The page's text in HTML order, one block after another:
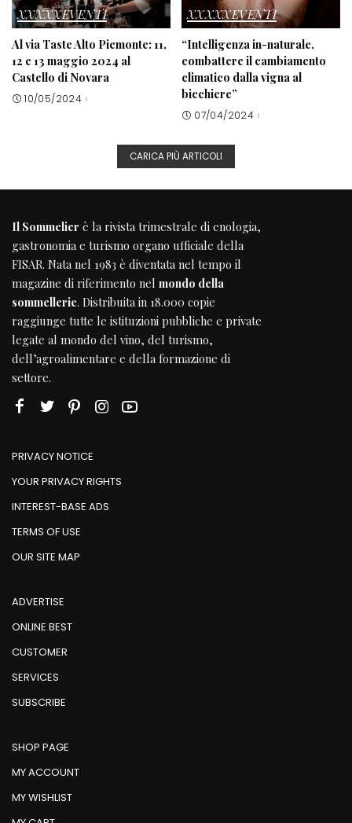
XXXXXEVENTI
Al via Taste Alto Piemonte: 11,
12 e 13 maggio 2024 al
Castello di Novara
10/05/2024
XXXXXEVENTI
“Intelligenza in-naturale,
combattere il cambiamento
climatico dalla vigna al
bicchiere”
07/04/2024
CARICA PIÙ ARTICOLI
Il Sommelier è la rivista trimestrale di enologia,
gastronomia e turismo organo ufficiale della
FISAR. Nata nel 1983 è diventata nel tempo il
magazine di riferimento nel mondo della
sommellerie. Distribuita in 18.000 copie
raggiunge tutte le istituzioni pubbliche e private
legate al mondo del vino, del turismo,
dell’agroalimentare e della formazione di
settore.
PRIVACY NOTICE
YOUR PRIVACY RIGHTS
INTEREST-BASE ADS
TERMS OF USE
OUR SITE MAP
ADVERTISE
ONLINE BEST
CUSTOMER
SERVICES
SUBSCRIBE
SHOP PAGE
MY ACCOUNT
MY WISHLIST